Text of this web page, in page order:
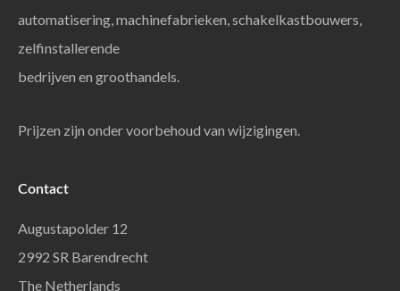
automatisering, machinefabrieken, schakelkastbouwers,
zelfinstallerende
bedrijven en groothandels.
Prijzen zijn onder voorbehoud van wijzigingen.
Contact
Augustapolder 12
2992 SR Barendrecht
The Netherlands